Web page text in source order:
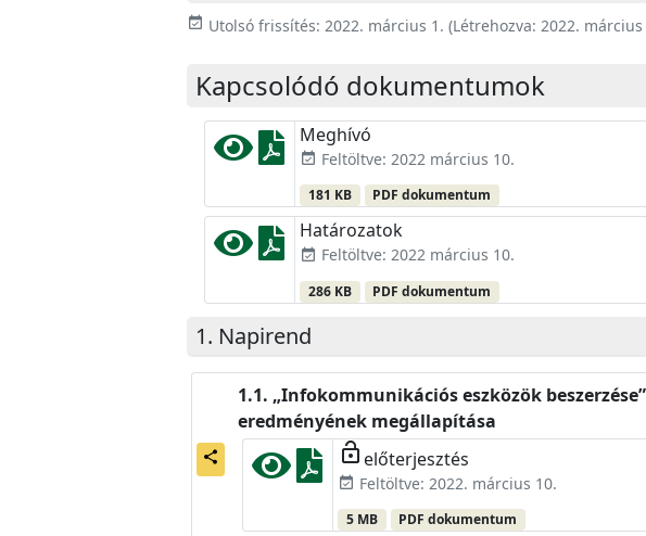
event_available Utolsó frissítés: 2022. március 1. (Létrehozva: 2022. március
Kapcsolódó dokumentumok
Meghívó
event_available Feltöltve: 2022 március 10.
181 KB PDF dokumentum
Határozatok
event_available Feltöltve: 2022 március 10.
286 KB PDF dokumentum
Napirend
share
„Infokommunikációs eszközök
eredményének megállapítása
lock_open előterjesztés
event_available Feltöltve: 2022. március 10.
5 MB PDF dokumentum